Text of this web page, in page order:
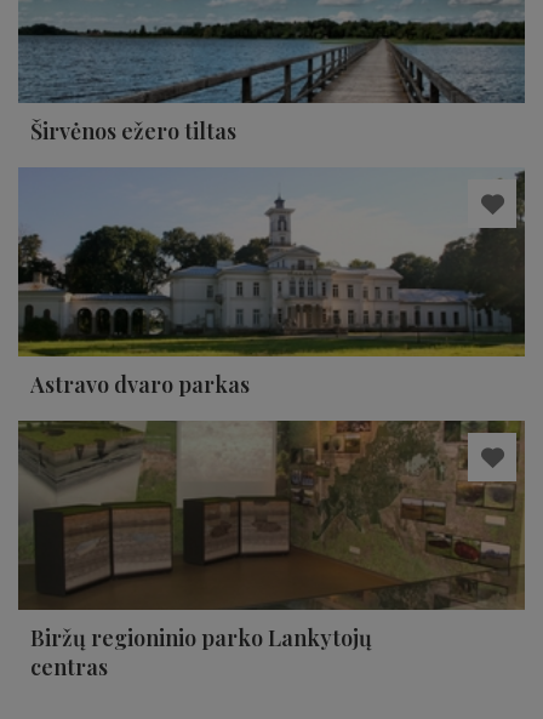
Širvėnos ežero tiltas
Astravo dvaro parkas
Biržų regioninio parko Lankytojų
centras